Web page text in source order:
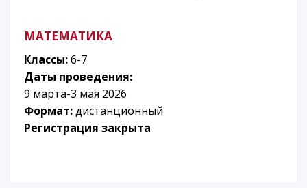
МАТЕМАТИКА
Классы:6-7
Даты проведения:
9 марта-3 мая 2026
Формат:дистанционный
Регистрация закрыта